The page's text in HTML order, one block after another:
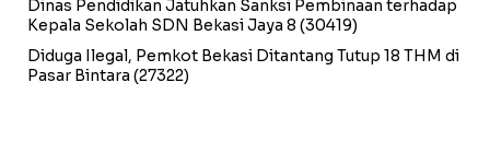
Dinas Pendidikan Jatuhkan Sanksi Pembinaan terhadap
Kepala Sekolah SDN Bekasi Jaya 8 (30419)
Diduga Ilegal, Pemkot Bekasi Ditantang Tutup 18 THM di
Pasar Bintara (27322)